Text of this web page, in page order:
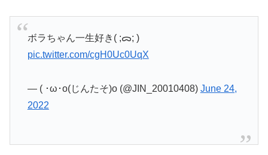
ボラちゃん一生好き( ;ᯅ; )
pic.twitter.com/cgH0Uc0UqX
— ( ･ω･o(じんたそ)o (@JIN_20010408) June 24,
2022